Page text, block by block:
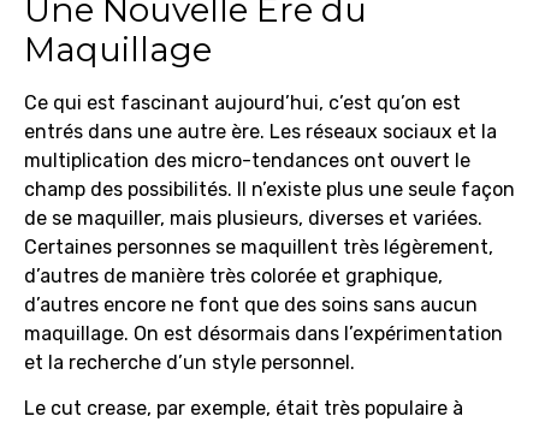
Une Nouvelle Ère du
Maquillage
Ce qui est fascinant aujourd’hui, c’est qu’on est
entrés dans une autre ère. Les réseaux sociaux et la
multiplication des micro-tendances ont ouvert le
champ des possibilités. Il n’existe plus une seule façon
de se maquiller, mais plusieurs, diverses et variées.
Certaines personnes se maquillent très légèrement,
d’autres de manière très colorée et graphique,
d’autres encore ne font que des soins sans aucun
maquillage. On est désormais dans l’expérimentation
et la recherche d’un style personnel.
Le cut crease, par exemple, était très populaire à